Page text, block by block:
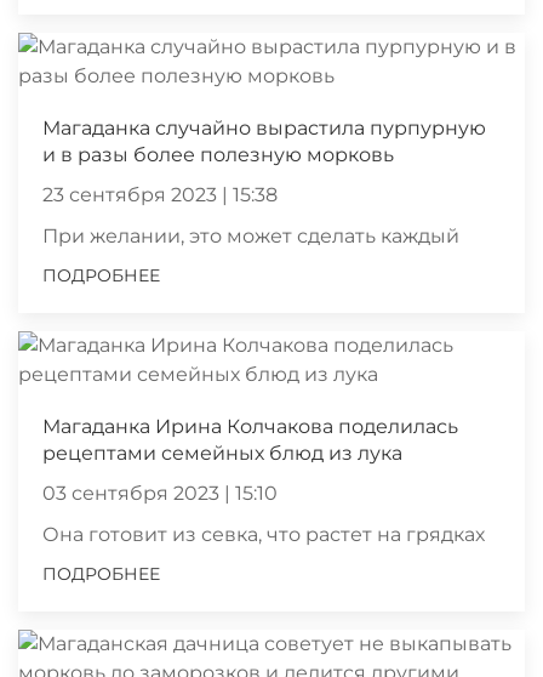
Магаданка случайно вырастила пурпурную
и в разы более полезную морковь
23 сентября 2023 | 15:38
При желании, это может сделать каждый
ПОДРОБНЕЕ
Магаданка Ирина Колчакова поделилась
рецептами семейных блюд из лука
03 сентября 2023 | 15:10
Она готовит из севка, что растет на грядках
ПОДРОБНЕЕ